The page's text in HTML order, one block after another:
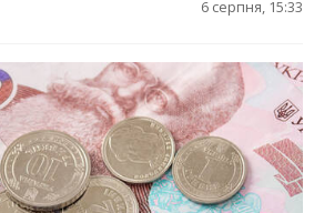
6 серпня, 15:33